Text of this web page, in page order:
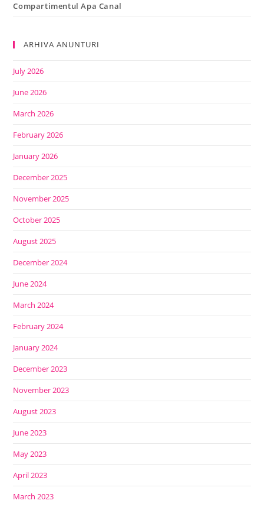
Compartimentul Apa Canal
ARHIVA ANUNTURI
July 2026
June 2026
March 2026
February 2026
January 2026
December 2025
November 2025
October 2025
August 2025
December 2024
June 2024
March 2024
February 2024
January 2024
December 2023
November 2023
August 2023
June 2023
May 2023
April 2023
March 2023